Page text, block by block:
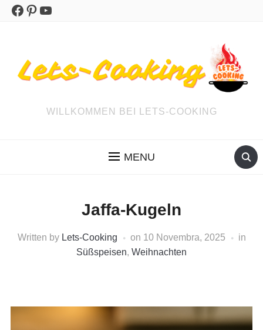
Facebook
Pinterest
YouTube
WILLKOMMEN BEI LETS-COOKING
MENU
Jaffa-Kugeln
Written by Lets-Cooking on 10 Novembra, 2025
in
Süßspeisen, Weihnachten